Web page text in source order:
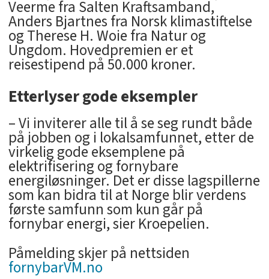
Veerme fra Salten Kraftsamband,
Anders Bjartnes fra Norsk klimastiftelse
og Therese H. Woie fra Natur og
Ungdom. Hovedpremien er et
reisestipend på 50.000 kroner.
Etterlyser gode eksempler
– Vi inviterer alle til å se seg rundt både
på jobben og i lokalsamfunnet, etter de
virkelig gode eksemplene på
elektrifisering og fornybare
energiløsninger. Det er disse lagspillerne
som kan bidra til at Norge blir verdens
første samfunn som kun går på
fornybar energi, sier Kroepelien.
Påmelding skjer på nettsiden
fornybarVM.no